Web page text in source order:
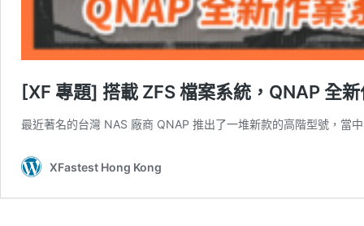
[XF 專題] 搭載 ZFS 檔案系統，QNAP 全
最近著名的台灣 NAS 廠商 QNAP 推出了一堆新款的高階型號，當
XFastest Hong Kong